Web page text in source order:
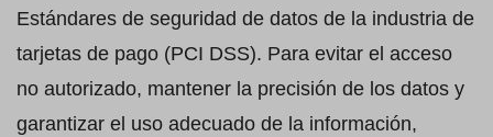
Estándares de seguridad de datos de la industria de
tarjetas de pago (PCI DSS). Para evitar el acceso
no autorizado, mantener la precisión de los datos y
garantizar el uso adecuado de la información,